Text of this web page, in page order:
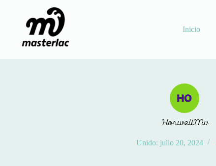
contenido
Inicio
HorwellMv
Unido: julio 20, 2024